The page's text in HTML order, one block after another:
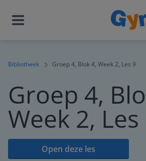
Bibliotheek Groep 4, Blok 4, Week 2, Les 9
Groep 4,
Week 2, Les
Open deze les